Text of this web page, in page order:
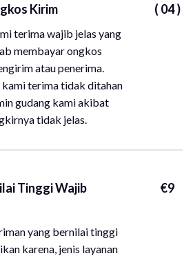
Kirim
terima wajib jelas yang
membayar ongkos
atau penerima.
kami terima tidak ditahan
gudang kami akibat
tidak jelas.
( 04 )
Tinggi Wajib
yang bernilai tinggi
karena, jenis layanan
€9